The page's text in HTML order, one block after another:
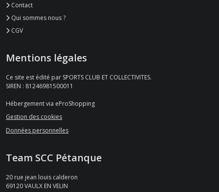
Contact
Qui sommes nous ?
CGV
Mentions légales
Ce site est édité par SPORTS CLUB ET COLLECTIVITES.
SIREN : 81246981500011
Hébergement via eProShopping
Gestion des cookies
Données personnelles
Team SCC Pétanque
20 rue jean louis calderon
69120VAULX EN VELIN